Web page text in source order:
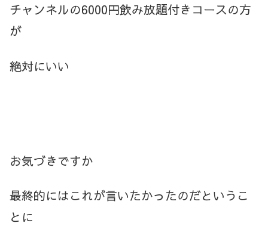
チャンネルの6000円飲み放題付きコースの方
が
絶対にいい
お気づきですか
最終的にはこれが言いたかったのだというこ
とに